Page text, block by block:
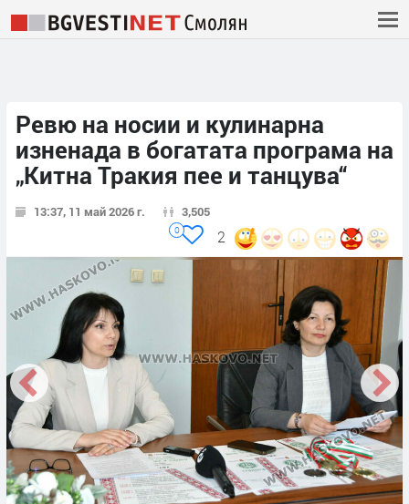
Ревю на носии и кулинарна
изненада в богатата програма на
„Китна Тракия пее и танцува“
13:37, 11 май 2026 г. 3,505
2
0